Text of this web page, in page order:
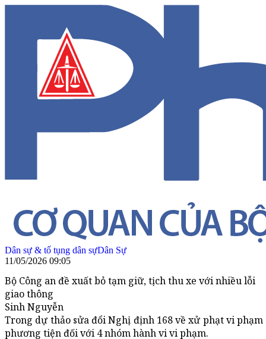
Dân sự & tố tụng dân sựDân Sự
11/05/2026 09:05
Bộ Công an đề xuất bỏ tạm giữ, tịch thu xe với nhiều lỗi
giao thông
Sinh Nguyễn
Trong dự thảo sửa đổi Nghị định 168 về xử phạt vi
phương tiện đối với 4 nhóm hành vi vi phạm.